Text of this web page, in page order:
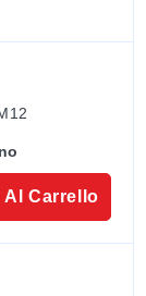
tra -50 e
zero è
il campo
Carrello